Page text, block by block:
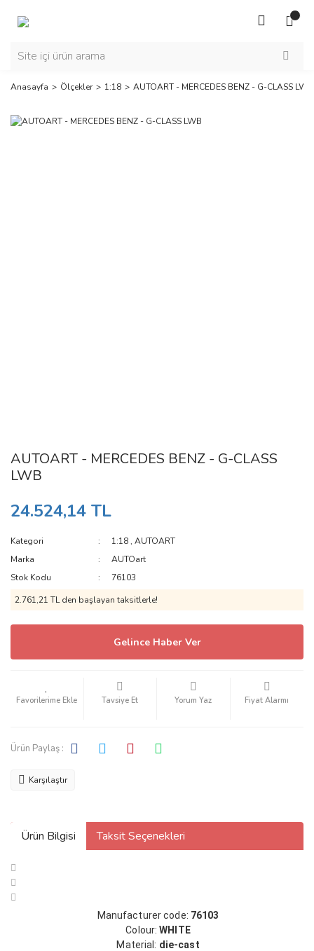
Anasayfa Ölçekler 1:18 AUTOART - MERCEDES BENZ - G-CLASS LWB
AUTOART - MERCEDES BENZ - G-CLASS
LWB
24.524,14 TL
Kategori 1:18 ,AUTOART
Marka
AUTOart
Stok Kodu
76103
2.761,21 TL den başlayan taksitlerle!
Gelince Haber Ver
Tavsiye Et Yorum Yaz Fiyat Alarmı
Ürün Paylaş :
Karşılaştır
Ürün Bilgisi Taksit Seçenekleri
Manufacturer code: 76103
Colour:WHITE
Material: die-cast